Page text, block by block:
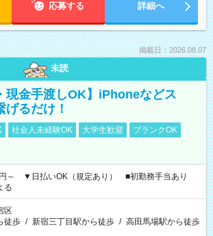
応募する 詳細へ
掲載日：2026.08.07
未読
現金手渡しOK】iPhoneなどス
げるだけ！
社会人未経験OK 大学生歓迎
ブランクOK
～ ▼日払いOK（規定あり） ■初勤務手当あり
る
区
徒歩 / 新宿三丁目駅から徒歩 / 高田馬場駅から徒歩